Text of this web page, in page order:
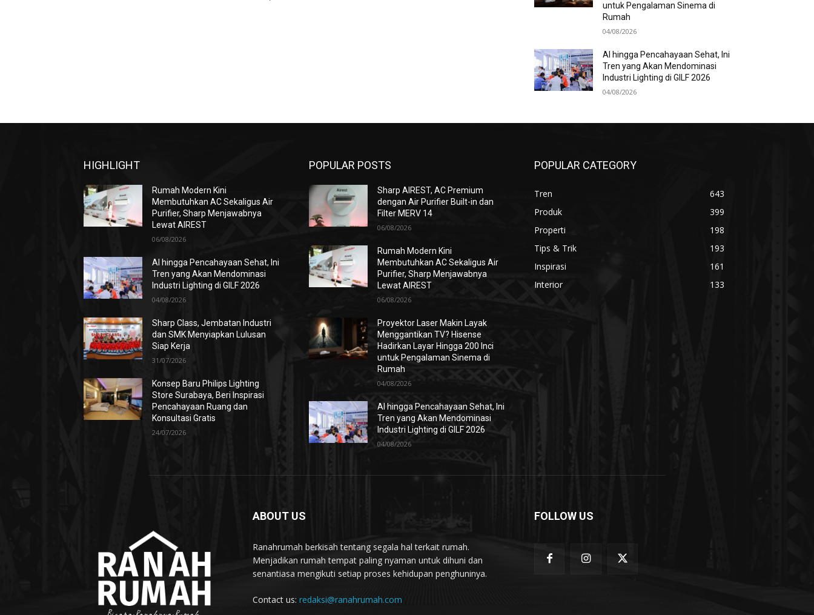
untuk Pengalaman Sinema di
Rumah
04/08/2026
AI hingga Pencahayaan Sehat, Ini
Tren yang Akan Mendominasi
Industri Lighting di GILF 2026
04/08/2026
HIGHLIGHT
Rumah Modern Kini
Membutuhkan AC Sekaligus Air
Purifier, Sharp Menjawabnya
Lewat AIREST
06/08/2026
AI hingga Pencahayaan Sehat, Ini
Tren yang Akan Mendominasi
Industri Lighting di GILF 2026
04/08/2026
Sharp Class, Jembatan Industri
dan SMK Menyiapkan Lulusan
Siap Kerja
31/07/2026
Konsep Baru Philips Lighting
Store Surabaya, Beri Inspirasi
Pencahayaan Ruang dan
Konsultasi Gratis
24/07/2026
POPULAR POSTS
Sharp AIREST, AC Premium
dengan Air Purifier Built-in dan
Filter MERV 14
06/08/2026
Rumah Modern Kini
Membutuhkan AC Sekaligus Air
Purifier, Sharp Menjawabnya
Lewat AIREST
06/08/2026
Proyektor Laser Makin Layak
Menggantikan TV? Hisense
Hadirkan Layar Hingga 200 Inci
untuk Pengalaman Sinema di
Rumah
04/08/2026
AI hingga Pencahayaan Sehat, Ini
Tren yang Akan Mendominasi
Industri Lighting di GILF 2026
04/08/2026
POPULAR CATEGORY
Tren
643
Produk
399
Properti
198
Tips & Trik
193
Inspirasi
161
Interior
133
ABOUT US
Ranahrumah berkisah tentang segala hal terkait rumah.
Menjadikan rumah tempat paling nyaman untuk dihuni dan
senantiasa mengikuti setiap proses kehidupan penghuninya.
Contact us: redaksi@ranahrumah.com
FOLLOW US